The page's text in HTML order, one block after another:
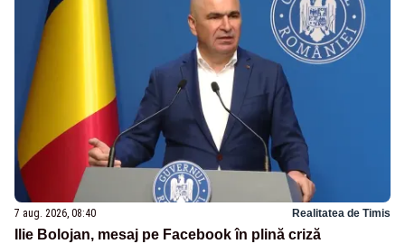
7 aug. 2026, 08:40 Realitatea de Timis
Ilie Bolojan, mesaj pe Facebook în plină criză